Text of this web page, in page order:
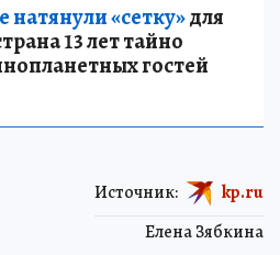
«сетку»для
13 лет тайно
гостей
Елена Зябкина
Источник: kp.ru